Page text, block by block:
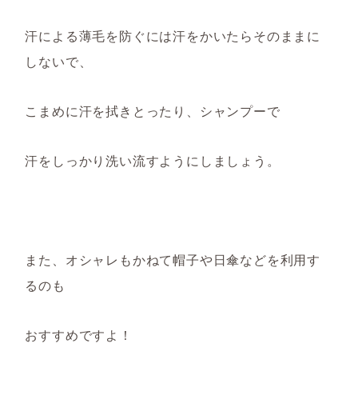
汗による薄毛を防ぐには汗をかいた らそのままに
しないで、
こまめに汗を拭きと ったり 、シャンプーで
汗をしっかり洗い流すように し ましょう。
また、 オシャレもかねて帽子や日傘などを利用す
るのも
おすすめですよ！